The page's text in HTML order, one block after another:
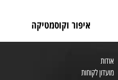
איפור וקוסמטיקה